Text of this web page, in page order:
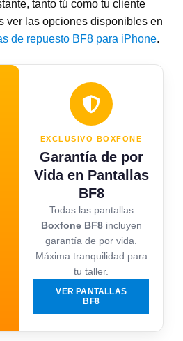
tanto tú como tu cliente
ver las opciones disponibles en
de repuesto BF8 para iPhone.
EXCLUSIVO BOXFONE
Garantía de por
Vida en Pantallas
BF8
Todas las pantallas
Boxfone BF8incluyen
garantía de por vida.
Máxima tranquilidad para
tu taller.
VER PANTALLAS
BF8